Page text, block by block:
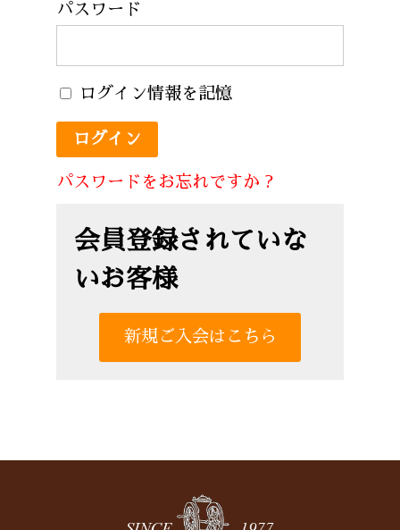
パスワード
ログイン情報を記憶
パスワードをお忘れですか ?
会員登録されていな
いお客様
新規ご入会はこちら